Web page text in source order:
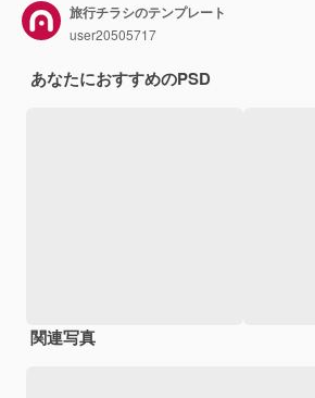
旅行チラシのテンプレート
user20505717
あなたにおすすめのPSD
関連写真